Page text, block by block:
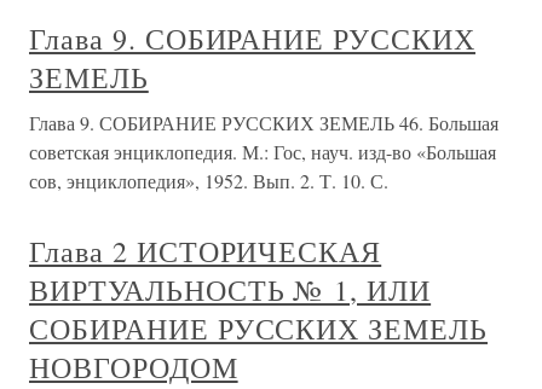
Глава 9. СОБИРАНИЕ РУССКИХ
ЗЕМЕЛЬ
Глава 9. СОБИРАНИЕ РУССКИХ ЗЕМЕЛЬ 46. Большая
советская энциклопедия. М.: Гос, науч. изд-во «Большая
сов, энциклопедия», 1952. Вып. 2. Т. 10. С.
Глава 2 ИСТОРИЧЕСКАЯ
ВИРТУАЛЬНОСТЬ № 1, ИЛИ
СОБИРАНИЕ РУССКИХ ЗЕМЕЛЬ
НОВГОРОДОМ